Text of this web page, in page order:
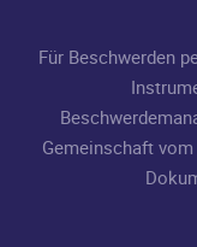
Für Beschwerden
Gemeinschaft